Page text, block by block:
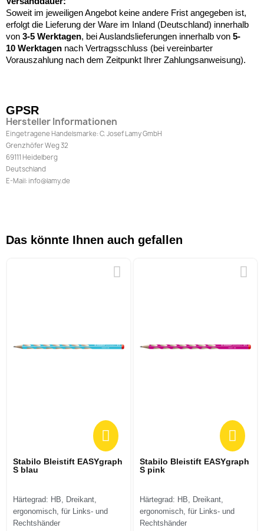
Soweit im jeweiligen Angebot keine andere Frist angegeben ist,
erfolgt die Lieferung der Ware im Inland (Deutschland) innerhalb
von 3-5 Werktagen, bei Auslandslieferungen innerhalb von 5-
10 Werktagen nach Vertragsschluss (bei vereinbarter
Vorauszahlung nach dem Zeitpunkt Ihrer Zahlungsanweisung).
GPSR
Hersteller Informationen
Eingetragene Handelsmarke: C. Josef Lamy GmbH
Grenzhöfer Weg 32
69111 Heidelberg
Deutschland
E-Mail: info@lamy.de
Das könnte Ihnen auch gefallen
Stabilo Bleistift EASYgraph
S blau
Härtegrad: HB, Dreikant,
ergonomisch, für Links- und
Rechtshänder
Stabilo Bleistift EASYgraph
S pink
Härtegrad: HB, Dreikant,
ergonomisch, für Links- und
Rechtshänder